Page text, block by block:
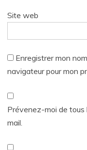
Site web
Enregistrer mon
navigateur pour mon
Prévenez-moi de
mail.